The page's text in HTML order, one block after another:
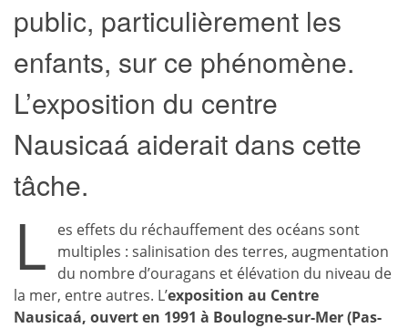
public, particulièrement les
enfants, sur ce phénomène.
L’exposition du centre
Nausicaá aiderait dans cette
tâche.
L
es effets du réchauffement des océans sont
multiples : salinisation des terres, augmentation
du nombre d’ouragans et élévation du niveau de
la mer, entre autres. L’exposition au Centre
Nausicaá, ouvert en 1991 à Boulogne-sur-Mer (Pas-